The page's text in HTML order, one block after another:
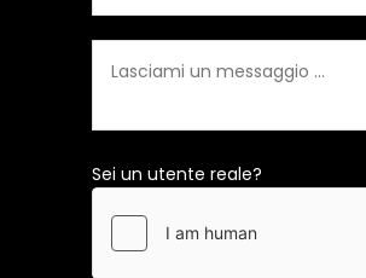
Sei un utente reale?